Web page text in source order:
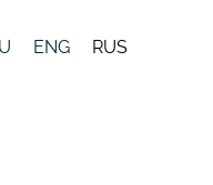
ENG RUS